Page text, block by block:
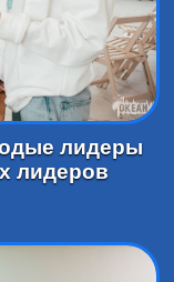
лидеры
лидеров